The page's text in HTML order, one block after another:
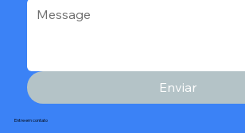
Enviar
Entre em contato